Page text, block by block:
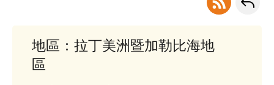
地區：拉丁美洲暨加勒比海地
區